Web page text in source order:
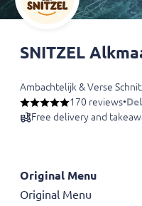
SNITZEL
Ambachtelijk & Verse
170 reviews•
Free delivery and
Original Menu
Original Menu